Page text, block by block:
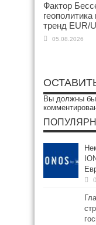
Фактор
тренд EUR/
05.08.2026
Вы должны